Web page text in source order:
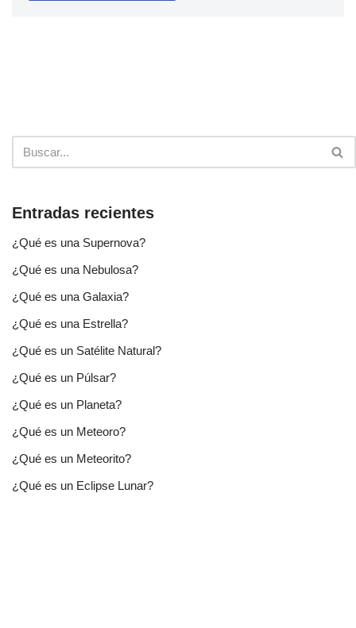
Entradas recientes
¿Qué es una Supernova?
¿Qué es una Nebulosa?
¿Qué es una Galaxia?
¿Qué es una Estrella?
¿Qué es un Satélite Natural?
¿Qué es un Púlsar?
¿Qué es un Planeta?
¿Qué es un Meteoro?
¿Qué es un Meteorito?
¿Qué es un Eclipse Lunar?